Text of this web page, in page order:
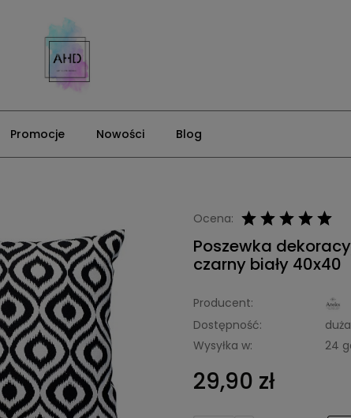
Promocje Nowości Blog
Ocena:
Poszewka
czarny biały 40x40
Producent:
Dostępność:
Wysyłka w:
24
29,90 zł